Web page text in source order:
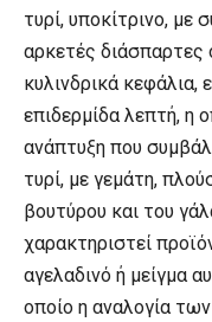
τυρί, υποκίτρινο, με
αρκετές διάσπαρτες
κυλινδρικά κεφάλια,
επιδερμίδα λεπτή, η
ανάπτυξη που
τυρί, με γεμάτη,
βουτύρου και του
χαρακτηριστεί
αγελαδινό ή μείγμα
οποίο η αναλογία